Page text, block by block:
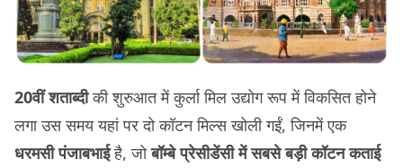
20वीं शताब्दीकी शुरुआत में कुर्ला मिल उद्योग रूप में विकसित होने
लगा उस समय यहां पर दो कॉटन मिल्स खोली गईं, जिनमें एक
धरमसी पंजाबभाईहै, जोबॉम्बे प्रेसीडेंसी में सबसे बड़ी कॉटन कताई